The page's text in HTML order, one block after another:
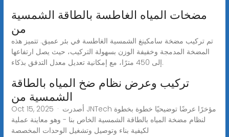
مضخات المياه الغاطسة بالطاقة الشمسية
من
تم تركيب مضخة سامكينغ الشمسية الغاطسة في بئر عميق. تتميز هذه
المضخة المدمجة وخفيفة الوزن بسهولة التركيب، حيث يصل ارتفاعها
إلى 450 مترًا، مع إمكانية تعديل معدل التدفق بذكاء.
تركيب وعرض نظام ضخ المياه بالطاقة
الشمسية من
Oct 15, 2025 · أصدرت JNTech مؤخرًا عرضًا توضيحيًا خطوة بخطوة
لنظام مضخة المياه بالطاقة الشمسية الخاص بنا - وهو معاينة عملية
لكيفية بناء وتوصيل وتشغيل الوحدات المخصصة